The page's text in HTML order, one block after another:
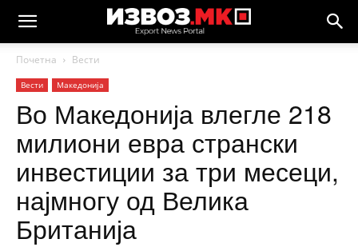
Почетна Вести
Вести Македонија
Во Македонија влегле 218
милиони евра странски
инвестиции за три месеци,
најмногу од Велика
Британија